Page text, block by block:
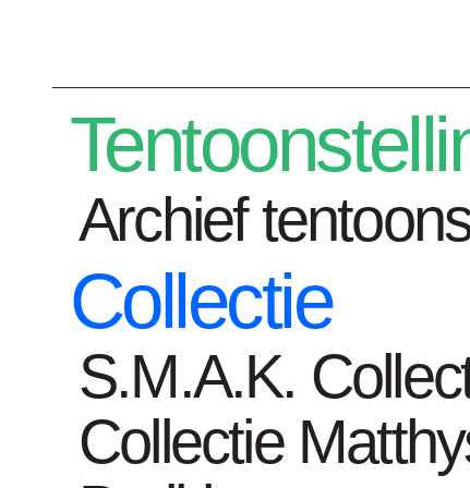
Archief
Collectie
S.M.A.K.
Collectie
Home Kunstenaars Rein Dufait